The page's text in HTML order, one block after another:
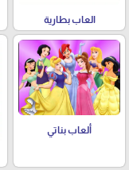
العاب بطارية
ألعاب بناتي